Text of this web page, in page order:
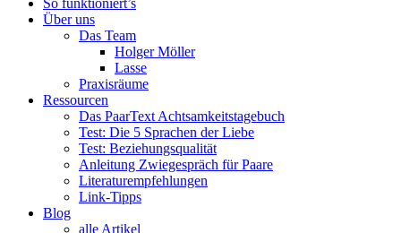
Über uns
Das Team
Holger Möller
Lasse
Praxisräume
Ressourcen
Das PaarText Achtsamkeitstagebuch
Test: Die 5 Sprachen der Liebe
Test: Beziehungsqualität
Anleitung Zwiegespräch für Paare
Literaturempfehlungen
Link-Tipps
Blog
alle Artikel